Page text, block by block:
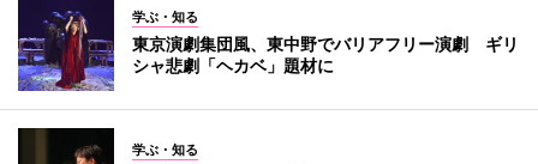
学ぶ・知る
東京演劇集団風、東中野でバリアフリー演劇 ギリ
シャ悲劇「ヘカベ」題材に
学ぶ・知る